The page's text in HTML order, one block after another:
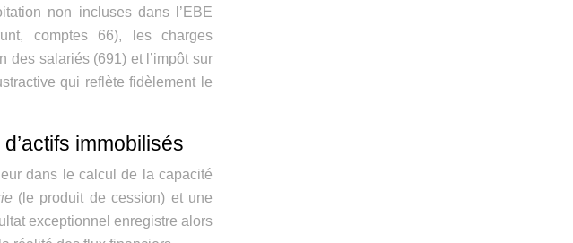
non incluses dans l’EBE
comptes 66), les charges
des salariés (691) et l’impôt sur
qui reflète fidèlement le
immobilisés
dans le calcul de la capacité
(le produit de cession) et une
exceptionnel enregistre alors